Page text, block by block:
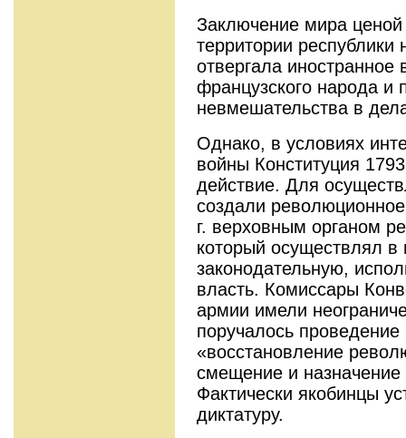
Заключение мира ценой
территории рес­публики
отвергала
французского народа и
невмешательства в
Однако, в условиях
войны Конститу­ция
действие. Для
создали
г. верховным органом
который осуществлял
законодательную,
власть. Комиссары
армии имели
поручалось
«восстановление
смещение и
Фактически якобинцы
диктатуру.